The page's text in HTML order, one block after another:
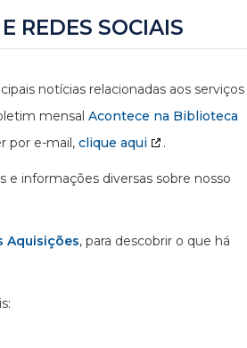
REDES SOCIAIS
notícias relacionadas aos serviços
mensal Acontece na Biblioteca
por e-mail, clique aqui .
e informações diversas sobre nosso
Aquisições, para descobrir o que há